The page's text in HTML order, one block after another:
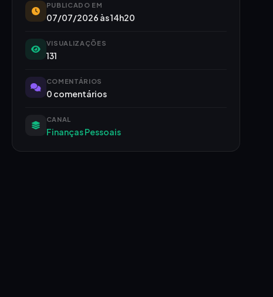
PUBLICADO EM
07/07/2026 às 14h20
VISUALIZAÇÕES
131
COMENTÁRIOS
0 comentários
CANAL
Finanças Pessoais